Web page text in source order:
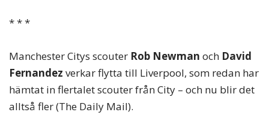
* * *
Manchester Citys scouter Rob Newman och David
Fernandez verkar flytta till Liverpool, som redan har
hämtat in flertalet scouter från City – och nu blir det
alltså fler (The Daily Mail).